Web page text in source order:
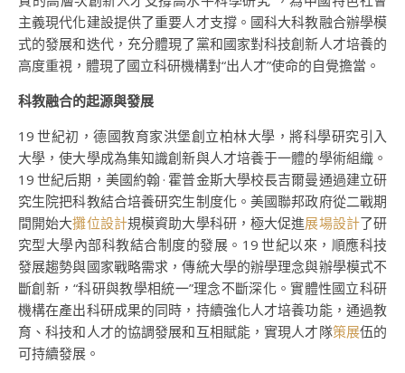
主義現代化建設提供了重要人才支撐。國科大科教融合辦學模
式的發展和迭代，充分體現了黨和國家對科技創新人才培養的
高度重視，體現了國立科研機構對“出人才”使命的自覺擔當。
科教融合的起源與發展
19 世紀初，德國教育家洪堡創立柏林大學，將科學研究引入
大學，使大學成為集知識創新與人才培養于一體的學術組織。
19 世紀后期，美國約翰 · 霍普金斯大學校長吉爾曼通過建立研
究生院把科教結合培養研究生制度化。美國聯邦政府從二戰期
間開始大攤位設計規模資助大學科研，極大促進展場設計了研
究型大學內部科教結合制度的發展。19 世紀以來，順應科技
發展趨勢與國家戰略需求，傳統大學的辦學理念與辦學模式不
斷創新，“科研與教學相統一”理念不斷深化。實體性國立科研
機構在產出科研成果的同時，持續強化人才培養功能，通過教
育、科技和人才的協調發展和互相賦能，實現人才隊策展伍的
可持續發展。